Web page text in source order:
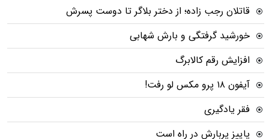
قاتلان رجب زاده؛ از دختر بلاگر تا دوست پسرش
خورشید گرفتگی و بارش شهابی
افزایش رقم کالابرگ
آیفون ۱۸ پرو مکس لو رفت!
فقر یادگیری
پاییز پربارش در راه است